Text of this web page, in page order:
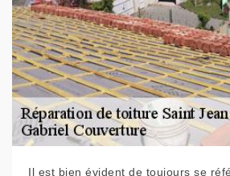
Il est bien évident de toujours se